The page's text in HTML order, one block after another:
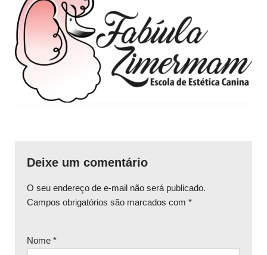
Deixe um comentário
O seu endereço de e-mail não será publicado.
Campos obrigatórios são marcados com *
Nome *